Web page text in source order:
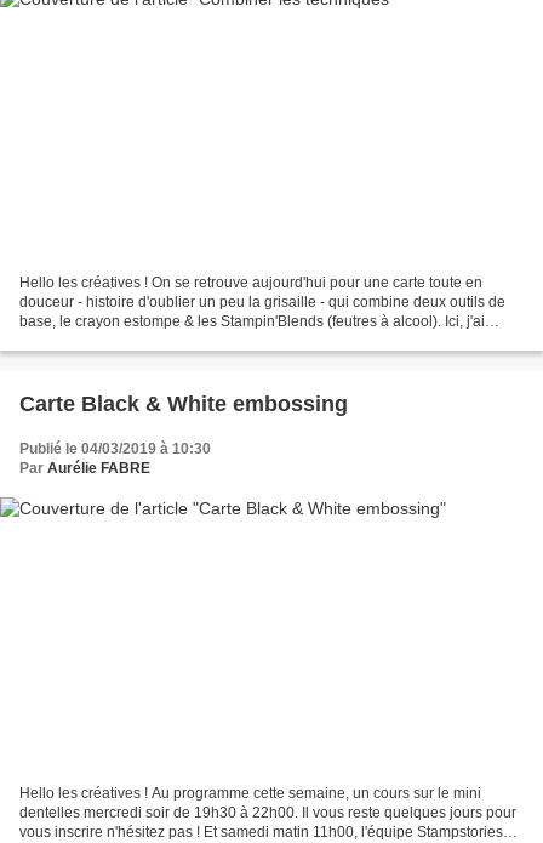
Hello les créatives ! On se retrouve aujourd'hui pour une carte toute en
douceur - histoire d'oublier un peu la grisaille - qui combine deux outils de
base, le crayon estompe & les Stampin'Blends (feutres à alcool). Ici, j'ai
Carte Black & White embossing
Publié le 04/03/2019 à 10:30
Par Aurélie FABRE
Hello les créatives ! Au programme cette semaine, un cours sur le mini
dentelles mercredi soir de 19h30 à 22h00. Il vous reste quelques jours pour
vous inscrire n'hésitez pas ! Et samedi matin 11h00, l'équipe Stampstories